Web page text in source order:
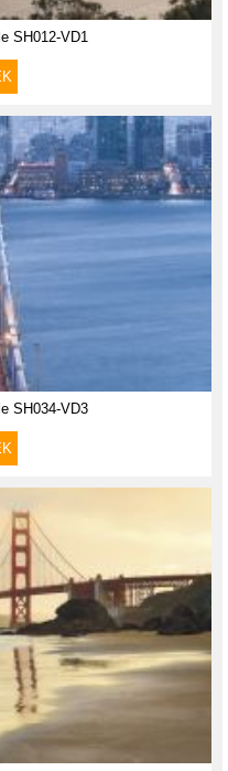
SH012-VD1
SH034-VD3